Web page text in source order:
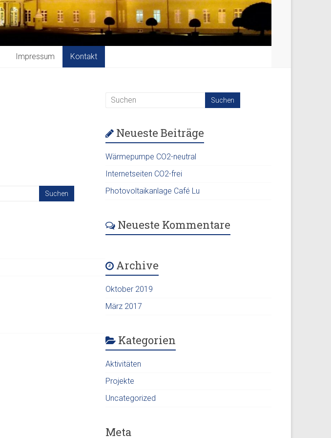
Impressum Kontakt
Neueste Beiträge
Wärmepumpe CO2-neutral
Internetseiten CO2-frei
Photovoltaikanlage Café Lu
Neueste Kommentare
Archive
Oktober 2019
März 2017
Kategorien
Aktivitäten
Projekte
Uncategorized
Meta